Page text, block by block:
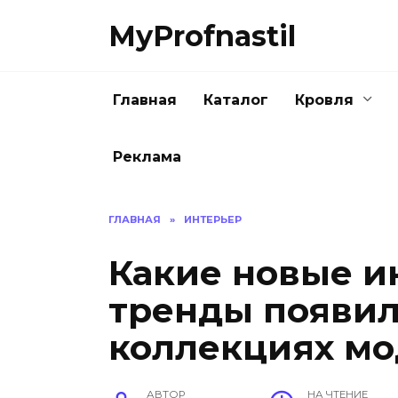
MyProfnastil
Главная Каталог Кровля
Реклама
ГЛАВНАЯ » ИНТЕРЬЕР
Какие новые
тренды
коллекциях
АВТОР НА ЧТЕНИЕ